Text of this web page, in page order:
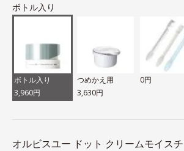
ボトル入り
ボトル入り
3,960円
つめかえ用
3,630円
0円
オルビスユー ドット クリームモイス